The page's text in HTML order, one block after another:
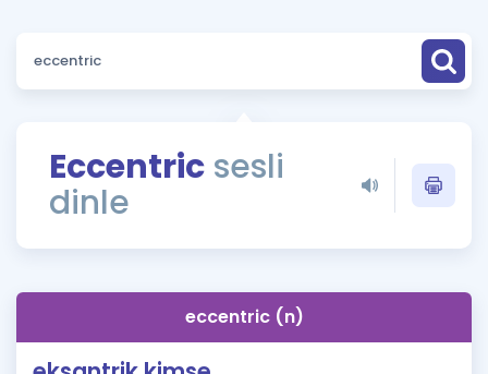
Sözlük
Rehberlik Aracı
ÖSYM Sınav Takvimi
İngilizce Gramer
Hakkımızda
Eccentric sesli
dinle
eccentric (n)